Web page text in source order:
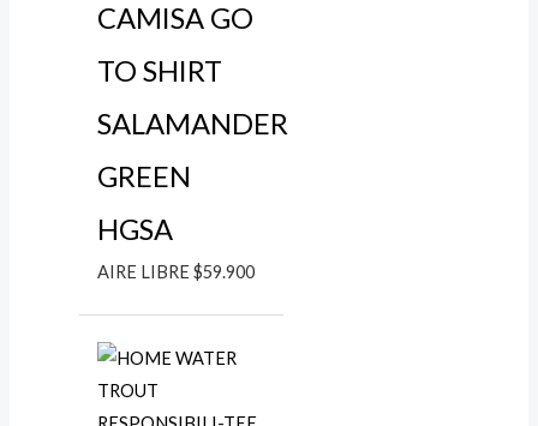
CAMISA GO
TO SHIRT
SALAMANDER
GREEN
HGSA
AIRE LIBRE $59.900